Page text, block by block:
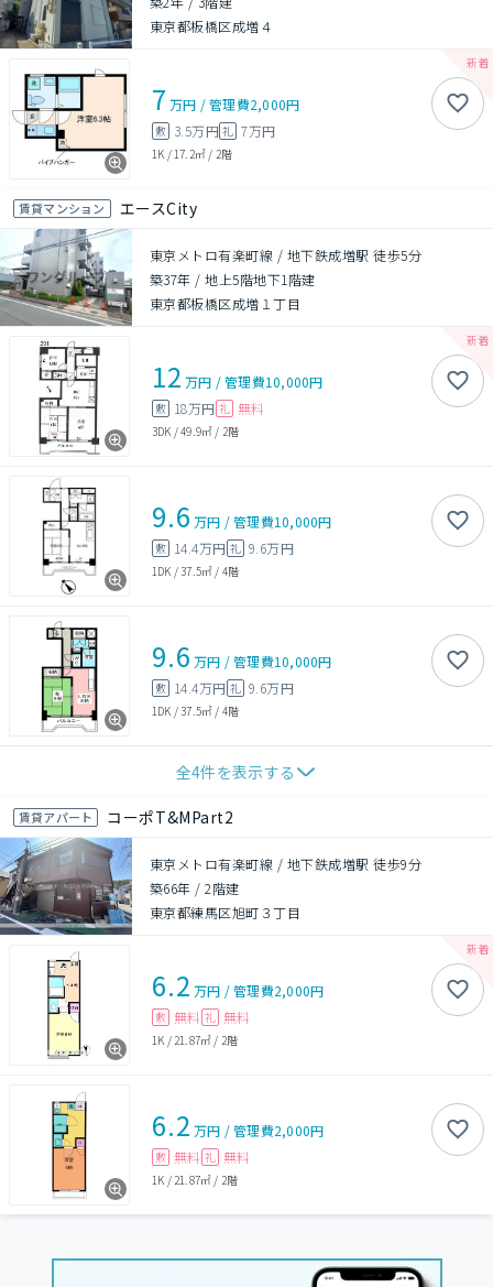
東京都板橋区成増４
7 万円 /管理費2,000円
敷 3.5万円礼 7万円
1K / 17.2㎡ / 2階
賃貸マンション エースCity
東京メトロ有楽町線 / 地下鉄成増駅 徒歩5分
築37年 /地上5階地下1階建
東京都板橋区成増１丁目
12 万円 /管理費10,000円
敷 18万円 礼 無料
3DK /49.9㎡ / 2階
9.6 万円 /管理費10,000円
敷 14.4万円 礼 9.6万円
1DK /37.5㎡ / 4階
9.6 万円 /管理費10,000円
敷 14.4万円 礼 9.6万円
1DK /37.5㎡ / 4階
全4件を表示する
賃貸アパート コーポT&MPart2
東京メトロ有楽町線 / 地下鉄成増駅 徒歩9分
築66年 /2階建
東京都練馬区旭町３丁目
6.2 万円 /管理費2,000円
敷 無料 礼 無料
1K / 21.87㎡ / 2階
6.2 万円 /管理費2,000円
敷 無料 礼 無料
1K / 21.87㎡ / 2階